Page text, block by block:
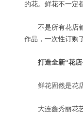
的花。鲜花不一定
不是所有花店
作品，一次性订购
打造全新“花
鲜花固然是花
大连鑫秀丽花